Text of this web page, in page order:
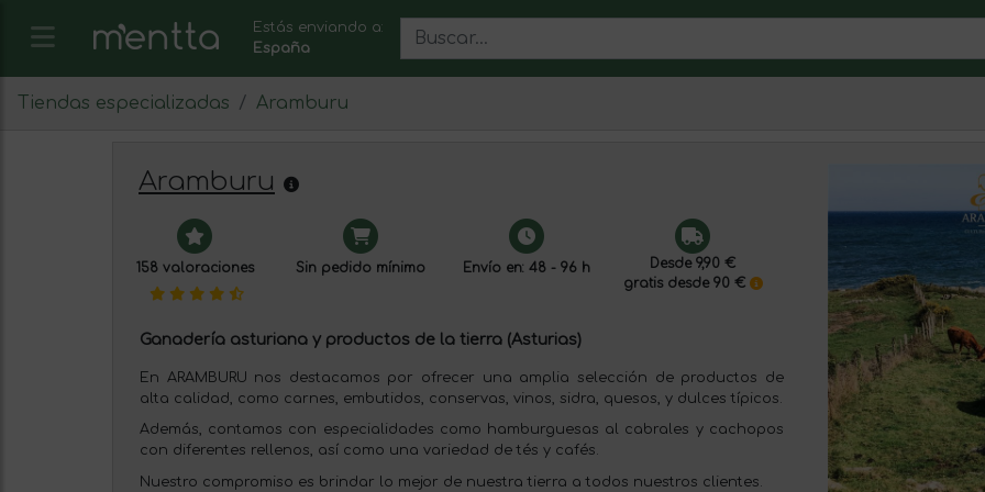
Estás enviando a:
España
Tiendas especializadas Aramburu
Aramburu
158 valoraciones Sin pedido mínimo Envío en: 48 - 96 h
Desde 9,90 €
gratis desde 90 €
Ganadería asturiana y productos de la tierra (Asturias)
En ARAMBURU nos destacamos por ofrecer una amplia selección de productos de
alta calidad, como carnes, embutidos, conservas, vinos, sidra, quesos, y dulces típicos.
Además, contamos con especialidades como hamburguesas al cabrales y cachopos
con diferentes rellenos, así como una variedad de tés y cafés.
Nuestro compromiso es brindar lo mejor de nuestra tierra a todos nuestros clientes.